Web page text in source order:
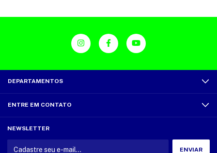
DEPARTAMENTOS
ENTRE EM CONTATO
NEWSLETTER